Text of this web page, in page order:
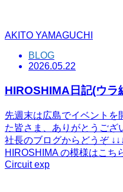
AKITO YAMAGUCHI
BLOG
2026.05.22
HIROSHIMA日記(ウラ
先週末は広島でイベントを
た皆さま、ありがとうござ
社長のブログからどうぞ
HIROSHIMA の模様はこ
Circuit exp